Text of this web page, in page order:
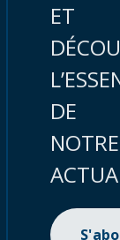
ET
DE
NOTRE